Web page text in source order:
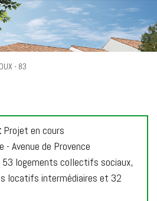
- 83
Projet en cours
- Avenue de Provence
53 logements collectifs sociaux,
locatifs intermédiaires et 32